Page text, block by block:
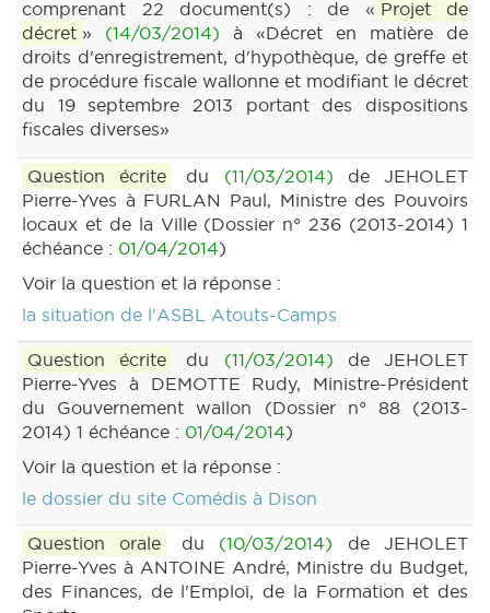
comprenant 22 document(s) : de « Projet de
décret » (14/03/2014) à «Décret en matière de
droits d'enregistrement, d'hypothèque, de greffe et
de procédure fiscale wallonne et modifiant le décret
du 19 septembre 2013 portant des dispositions
fiscales diverses»
Question écrite du (11/03/2014) de JEHOLET
Pierre-Yves à FURLAN Paul, Ministre des Pouvoirs
locaux et de la Ville (Dossier n° 236 (2013-2014) 1
échéance : 01/04/2014)
Voir la question et la réponse :
la situation de l'ASBL Atouts-Camps
Question écrite du (11/03/2014) de JEHOLET
Pierre-Yves à DEMOTTE Rudy, Ministre-Président
du Gouvernement wallon (Dossier n° 88 (2013-
2014) 1 échéance : 01/04/2014)
Voir la question et la réponse :
le dossier du site Comédis à Dison
Question orale du (10/03/2014) de JEHOLET
Pierre-Yves à ANTOINE André, Ministre du Budget,
des Finances, de l'Emploi, de la Formation et des